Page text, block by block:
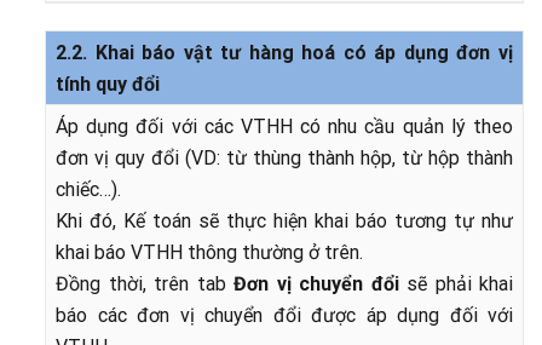
2.2. Khai báo vật tư hàng hoá có áp dụng đơn vị
tính quy đổi
Áp dụng đối với các VTHH có nhu cầu quản lý theo
đơn vị quy đổi (VD: từ thùng thành hộp, từ hộp thành
chiếc…).
Khi đó, Kế toán sẽ thực hiện khai báo tương tự như
khai báo VTHH thông thường ở trên.
Đồng thời, trên tab Đơn vị chuyển đổisẽ phải khai
báo các đơn vị chuyển đổi được áp dụng đối với